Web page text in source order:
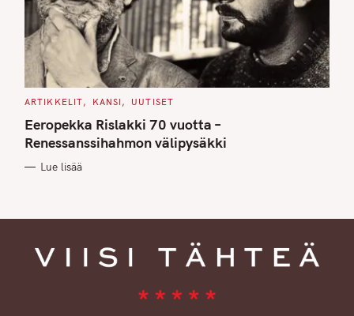
C
T
E
G
O
I
ARTIKKELIT KANSI UUTISET
Eeropekka Rislakki 70 vuotta –
Renessanssihahmon välipysäkki
Lue lisää